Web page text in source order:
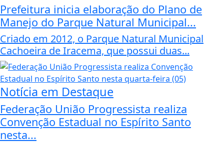
Prefeitura inicia elaboração do Plano de
Manejo do Parque Natural Municipal...
Criado em 2012, o Parque Natural Municipal
Cachoeira de Iracema, que possui duas...
Notícia em Destaque
Federação União Progressista realiza
Convenção Estadual no Espírito Santo
nesta...